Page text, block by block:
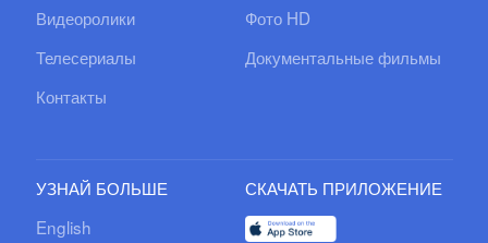
Видеоролики
Фото HD
Телесериалы
Документальные фильмы
Контакты
УЗНАЙ БОЛЬШЕ
English
СКАЧАТЬ ПРИЛОЖЕНИЕ